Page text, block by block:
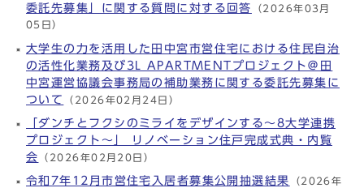
委託先募集」に関する質問に対する回答
（2026年03月
05日）
大学生の力を活用した田中宮市営住宅における住民自治
の活性化業務及び3L APARTMENTプロジェクト＠田
中宮運営協議会事務局の補助業務に関する委託先募集に
ついて
（2026年02月24日）
「ダンチとフクシのミライをデザインする～8大学連携
プロジェクト～」 リノベーション住戸完成式典・内覧
会
（2026年02月20日）
令和7年12月市営住宅入居者募集公開抽選結果 （2026年